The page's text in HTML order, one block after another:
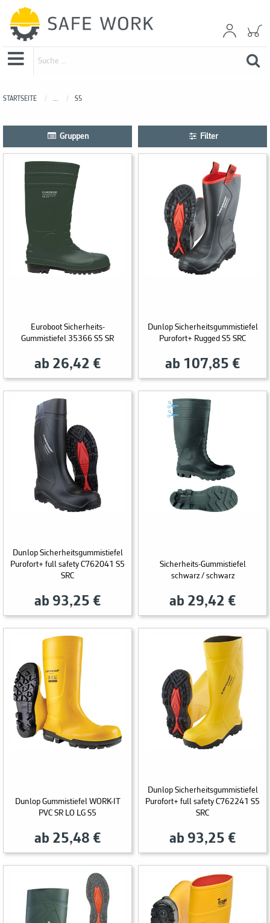
STARTSEITE ... S5
Gruppen Filter
Euroboot Sicherheits-
Gummistiefel 35366 S5 SR
ab 26,42 €
Dunlop Sicherheitsgummistiefel
Purofort+ Rugged S5 SRC
ab 107,85 €
Dunlop Sicherheitsgummistiefel
Purofort+ full safety C762041 S5
SRC
ab 93,25 €
Sicherheits-Gummistiefel
schwarz / schwarz
ab 29,42 €
Dunlop Gummistiefel WORK-IT
PVC SR LO LG S5
ab 25,48 €
Dunlop Sicherheitsgummistiefel
Purofort+ full safety C762241 S5
SRC
ab 93,25 €